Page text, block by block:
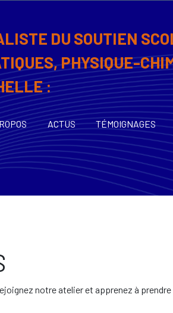
DU SOUTIEN
PHYSIQUE-
:
ACTUS TÉMOIGNAGES
notre atelier et apprenez à